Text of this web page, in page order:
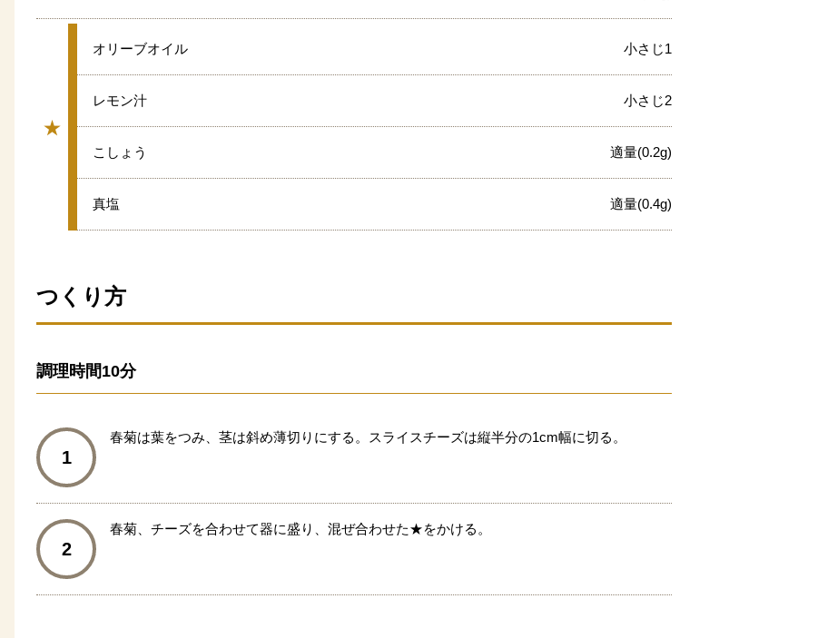
★
グループ
★
オリーブオイル 小さじ1
★
レモン汁 小さじ2
★
こしょう 適量(0.2g)
★
真塩 適量(0.4g)
つくり方
調理時間10分
1
春菊は葉をつみ、茎は斜め薄切りにする。スライスチーズは縦半分の1cm幅に切る。
2
春菊、チーズを合わせて器に盛り、混ぜ合わせた★をかける。